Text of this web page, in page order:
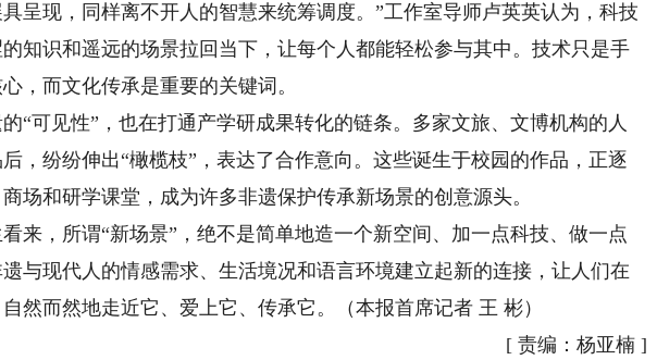
呈现，同样离不开人的智慧来统筹调度。”工作室导师卢英英认为，科技
知识和遥远的场景拉回当下，让每个人都能轻松参与其中。技术只是手
，而文化传承是重要的关键词。
可见性”，也在打通产学研成果转化的链条。多家文旅、文博机构的人
，纷纷伸出“橄榄枝”，表达了合作意向。这些诞生于校园的作品，正逐
场和研学课堂，成为许多非遗保护传承新场景的创意源头。
，所谓“新场景”，绝不是简单地造一个新空间、加一点科技、做一点
与现代人的情感需求、生活境况和语言环境建立起新的连接，让人们在
然而然地走近它、爱上它、传承它。（本报首席记者 王 彬）
[ 责编：杨亚楠 ]